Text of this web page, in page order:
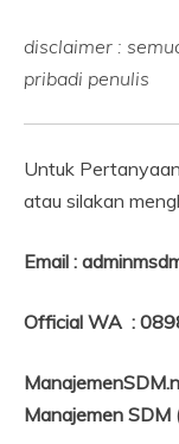
disclaimer :
pribadi penulis
Untuk
atau silakan
Email :
Official WA :
Manajemen SDM